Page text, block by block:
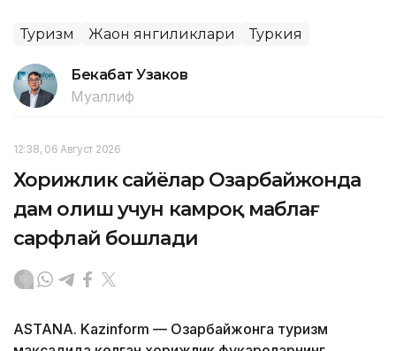
Туризм Жаҳон янгиликлари Туркия
Бекабат Узаков
Муаллиф
12:38, 06 Август 2026
Хорижлик сайёҳлар Озарбайжонда
дам олиш учун камроқ маблағ
сарфлай бошлади
ASTANA. Kazinform — Озарбайжонга туризм